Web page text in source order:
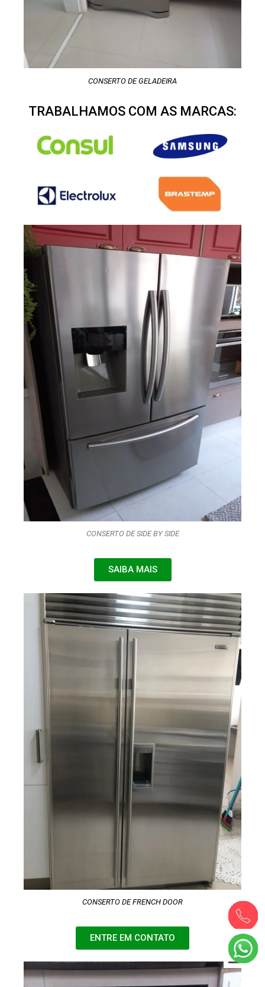
CONSERTO DE GELADEIRA
TRABALHAMOS COM AS MARCAS:
CONSERTO DE SIDE BY SIDE
SAIBA MAIS
CONSERTO DE FRENCH DOOR
ENTRE EM CONTATO